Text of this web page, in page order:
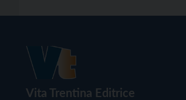
Vita Trentina Editrice